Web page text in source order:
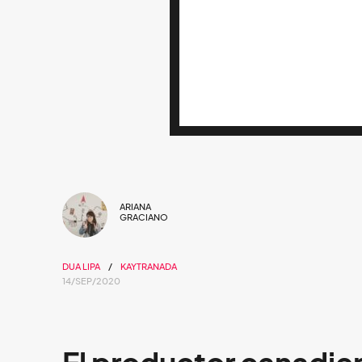
ARIANA
GRACIANO
DUA LIPA
KAYTRANADA
14/SEP/2020